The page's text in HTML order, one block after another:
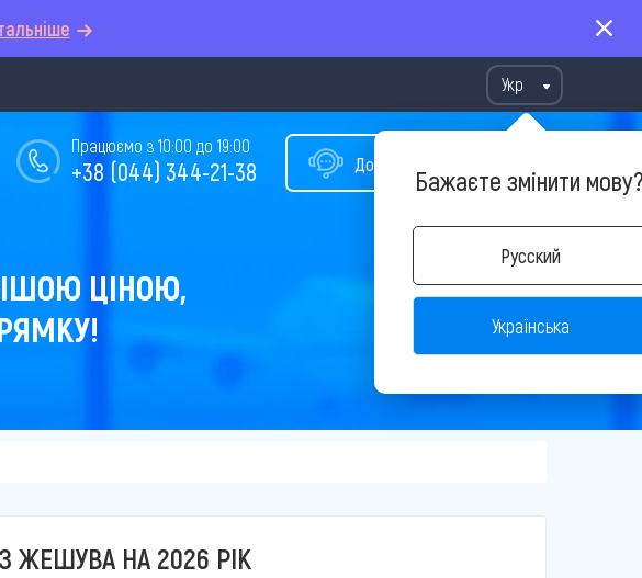
Укр
Бажаєте змінити
Русский
Українська
Допомога у виборі туру
Працюємо з 10:00 до 19:00
+38 (044) 344-21-38
ЦІНОЮ,
ЖЕШУВА НА 2026 РІК